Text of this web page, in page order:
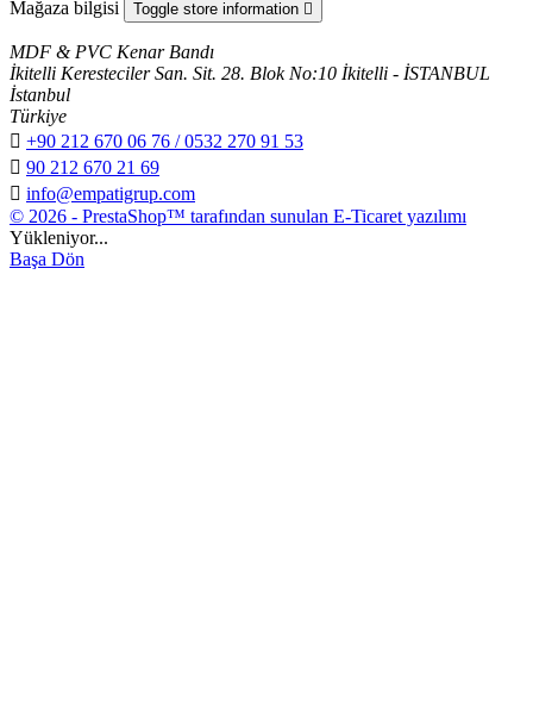
Mağaza bilgisi Toggle store information 
MDF & PVC Kenar Bandı
İkitelli Keresteciler San. Sit. 28. Blok No:10 İkitelli - İSTANBUL
İstanbul
Türkiye
 +90 212 670 06 76 / 0532 270 91 53
 90 212 670 21 69
 info@empatigrup.com
© 2026 - PrestaShop™ tarafından sunulan E-Ticaret yazılımı
Yükleniyor...
Başa Dön